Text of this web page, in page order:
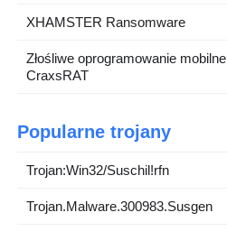
XHAMSTER Ransomware
Złośliwe oprogramowanie mobilne
CraxsRAT
Popularne trojany
Trojan:Win32/Suschil!rfn
Trojan.Malware.300983.Susgen